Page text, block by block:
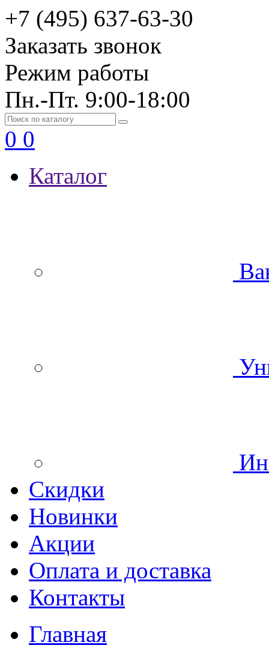
+7 (495) 637-63-30
Заказать звонок
Режим работы
Пн.-Пт. 9:00-18:00
0 0
Каталог
Скидки
Новинки
Акции
Оплата и доставка
Контакты
Главная